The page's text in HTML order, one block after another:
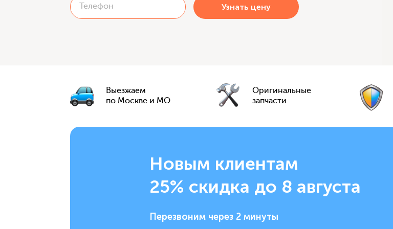
Выезжаем
по Москве и МО
Оригинальные
запчасти
Новым клиентам
25% скидка до 8 августа
Перезвоним через 2 минуты